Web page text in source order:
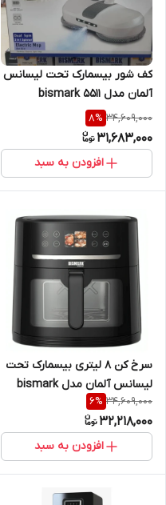
کف شور بیسمارک تحت لیسانس
آلمان مدل bismark 5511
34,609,000
8%
31,683,000
افزودن به سبد
سرخ کن 8 لیتری بیسمارک تحت
لیسانس آلمان مدل bismark
BM3570
34,609,000
6%
32,218,000
افزودن به سبد